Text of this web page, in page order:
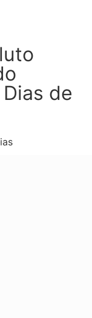
de